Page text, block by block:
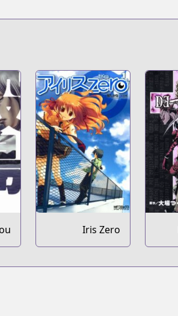
Iris Zero